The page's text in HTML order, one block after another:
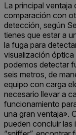
La principal ventaja
comparación con
detección, según
tienes que estar a
la fuga para
visualización óptica
podemos detectar
seis metros, de
equipo con carga
necesario llevar a
funcionamiento
una gran ventaja».
pueden concluir